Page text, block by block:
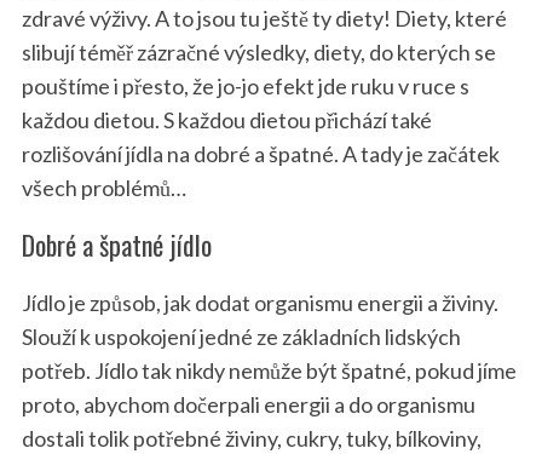
zdravé výživy. A to jsou tu ještě ty diety! Diety, které
slibují téměř zázračné výsledky, diety, do kterých se
pouštíme i přesto, že jo-jo efekt jde ruku v ruce s
každou dietou. S každou dietou přichází také
rozlišování jídla na dobré a špatné. A tady je začátek
všech problémů…
Dobré a špatné jídlo
Jídlo je způsob, jak dodat organismu energii a živiny.
Slouží k uspokojení jedné ze základních lidských
potřeb. Jídlo tak nikdy nemůže být špatné, pokud jíme
proto, abychom dočerpali energii a do organismu
dostali tolik potřebné živiny, cukry, tuky, bílkoviny,